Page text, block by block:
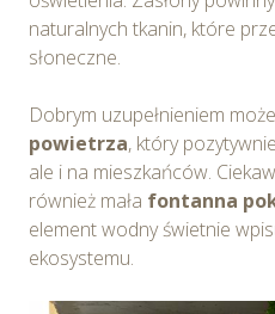
naturalnych tkanin, które
słoneczne.
Dobrym uzupełnieniem
powietrza, który
ale i na mieszkańców.
również mała fontanna
element wodny świetnie
ekosystemu.